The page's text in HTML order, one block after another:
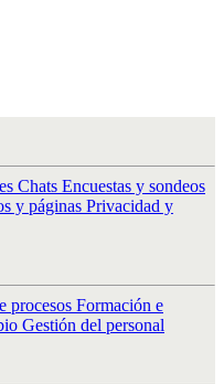
Chats Encuestas y sondeos
y páginas Privacidad y
procesos Formación e
Gestión del personal